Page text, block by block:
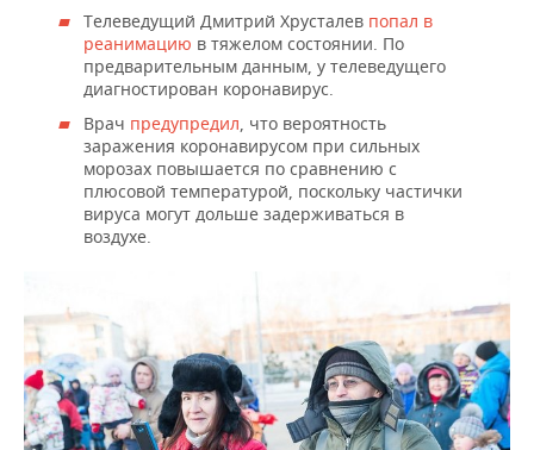
Телеведущий Дмитрий Хрусталев попал в
реанимацию в тяжелом состоянии. По
предварительным данным, у телеведущего
диагностирован коронавирус.
Врач предупредил, что вероятность
заражения коронавирусом при сильных
морозах повышается по сравнению с
плюсовой температурой, поскольку частички
вируса могут дольше задерживаться в
воздухе.